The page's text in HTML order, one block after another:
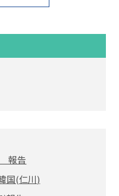
報告
(仁川)